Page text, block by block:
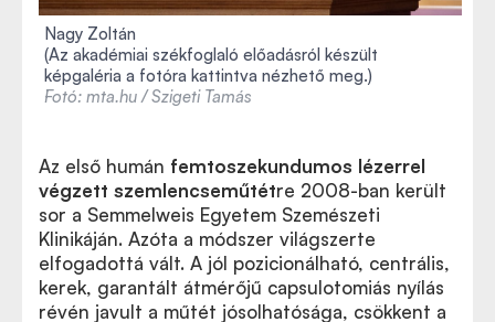
Nagy Zoltán
(Az akadémiai székfoglaló előadásról készült
képgaléria a fotóra kattintva nézhető meg.)
Fotó: mta.hu / Szigeti Tamás
Az első humán femtoszekundumos lézerrel
végzett szemlencseműtétre 2008-ban került
sor a Semmelweis Egyetem Szemészeti
Klinikáján. Azóta a módszer világszerte
elfogadottá vált. A jól pozicionálható, centrális,
kerek, garantált átmérőjű capsulotomiás nyílás
révén javult a műtét jósolhatósága, csökkent a